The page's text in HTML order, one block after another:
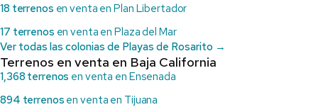
18 terrenos en venta en Plan Libertador
17 terrenos en venta en Plaza del Mar
Ver todas las colonias de Playas de Rosarito →
Terrenos en venta en Baja California
1,368 terrenos en venta en Ensenada
894 terrenos en venta en Tijuana